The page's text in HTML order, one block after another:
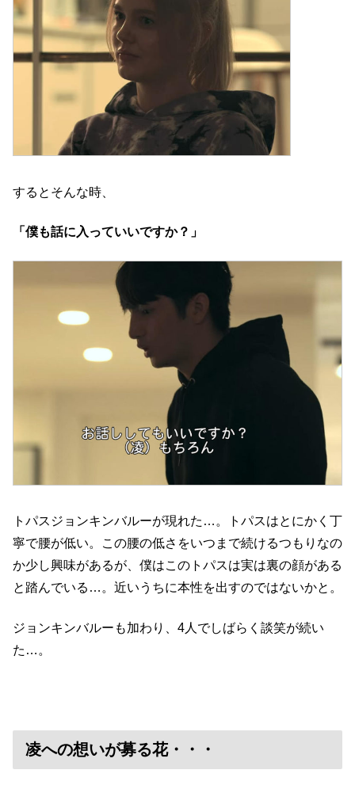
するとそんな時、
「僕も話に入っていいですか？」
トパスジョンキンバルーが現れた…。トパスはとにかく丁
寧で腰が低い。この腰の低さをいつまで続けるつもりなの
か少し興味があるが、僕はこのトパスは実は裏の顔がある
と踏んでいる…。近いうちに本性を出すのではないかと。
ジョンキンバルーも加わり、4人でしばらく談笑が続い
た…。
凌への想いが募る花・・・